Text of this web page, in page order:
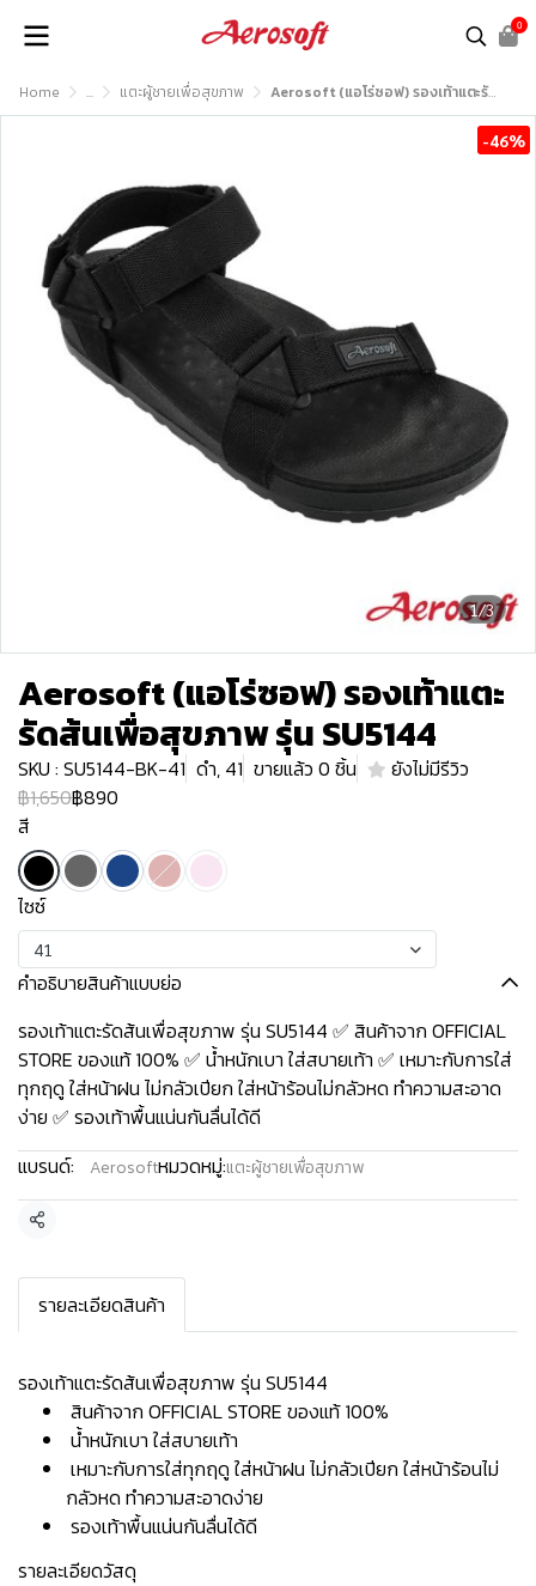
0
Home ... แตะผู้ชายเพื่อสุขภาพ Aerosoft (แอโร่ซอฟ) รองเท้าแตะรัดส้นเพื่อสุขภาพ รุ่น SU5144
1/3
-46%
Aerosoft (แอโร่ซอฟ) รองเท้าแตะ
รัดส้นเพื่อสุขภาพ รุ่น SU5144
SKU : SU5144-BK-41 ดำ, 41 ขายแล้ว 0 ชิ้น
ยังไม่มีรีวิว
฿1,650฿890
สี
ไซซ์
41
คำอธิบายสินค้าแบบย่อ
รองเท้าแตะรัดส้นเพื่อสุขภาพ รุ่น SU5144 ✅ สินค้าจาก OFFICIAL
STORE ของแท้ 100% ✅ น้ำหนักเบา ใส่สบายเท้า ✅ เหมาะกับการใส่
ทุกฤดู ใส่หน้าฝน ไม่กลัวเปียก ใส่หน้าร้อนไม่กลัวหด ทำความสะอาด
ง่าย ✅ รองเท้าพื้นแน่นกันลื่นได้ดี
แบรนด์:
Aerosoftหมวดหมู่:แตะผู้ชายเพื่อสุขภาพ
แชร์
รายละเอียดสินค้า
รองเท้าแตะรัดส้นเพื่อสุขภาพ รุ่น SU5144
สินค้าจาก OFFICIAL STORE ของแท้ 100%
น้ำหนักเบา ใส่สบายเท้า
เหมาะกับการใส่ทุกฤดู ใส่หน้าฝน ไม่กลัวเปียก ใส่หน้าร้อนไม่
กลัวหด ทำความสะอาดง่าย
รองเท้าพื้นแน่นกันลื่นได้ดี
รายละเอียดวัสดุ